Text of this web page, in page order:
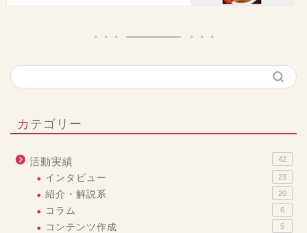
カテゴリー
活動実績 42
インタビュー 23
紹介・解説系 20
コラム 6
コンテンツ作成 5